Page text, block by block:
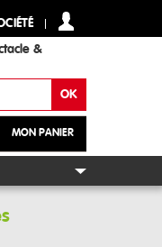
&
MON PANIER
+